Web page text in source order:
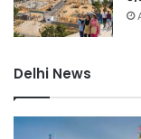
Delhi News
दिल्ली